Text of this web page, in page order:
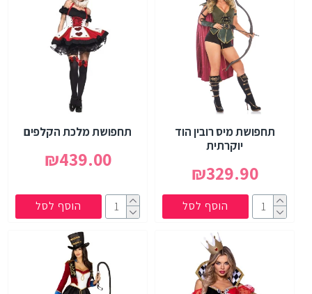
תחפושת מיס רובין הוד
יוקרתית
₪329.90
הוסף לסל
תחפושת מלכת הקלפים
₪439.00
הוסף לסל